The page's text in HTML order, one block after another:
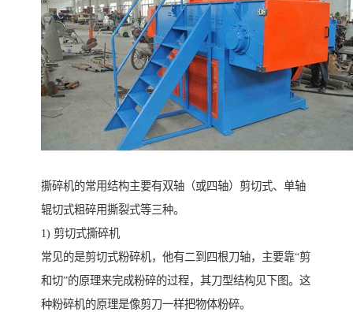
撕碎机的常用结构主要有双轴（或四轴）剪切式、单轴
辊切式粗碎用撕裂式等三种。
1) 剪切式撕碎机
常见的是剪切式粉碎机，他有二到四根刀轴，主要靠“剪
和切”的原理来完成粉碎的过程，其刀型结构见下图。这
种粉碎机的原理是像剪刀一样把物体粉碎。